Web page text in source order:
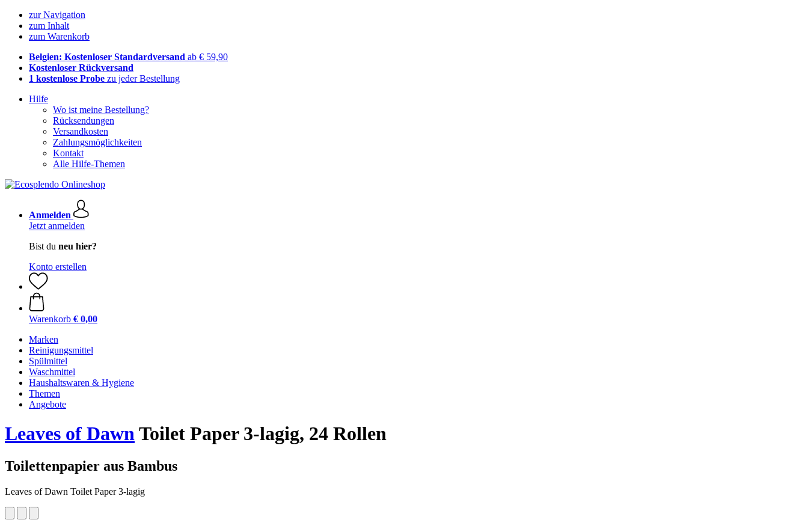
zur Navigation
zum Inhalt
zum Warenkorb
Belgien: Kostenloser Standardversand ab € 59,90
Kostenloser Rückversand
1 kostenlose Probe zu jeder Bestellung
Hilfe
Wo ist meine Bestellung?
Rücksendungen
Versandkosten
Zahlungsmöglichkeiten
Kontakt
Alle Hilfe-Themen
Anmelden
Jetzt anmelden
Bist du neu hier?
Konto erstellen
Warenkorb € 0,00
Marken
Reinigungsmittel
Spülmittel
Waschmittel
Haushaltswaren & Hygiene
Themen
Angebote
Leaves of DawnToilet Paper 3-lagig, 24 Rollen
Toilettenpapier aus Bambus
Leaves of Dawn Toilet Paper 3-lagig